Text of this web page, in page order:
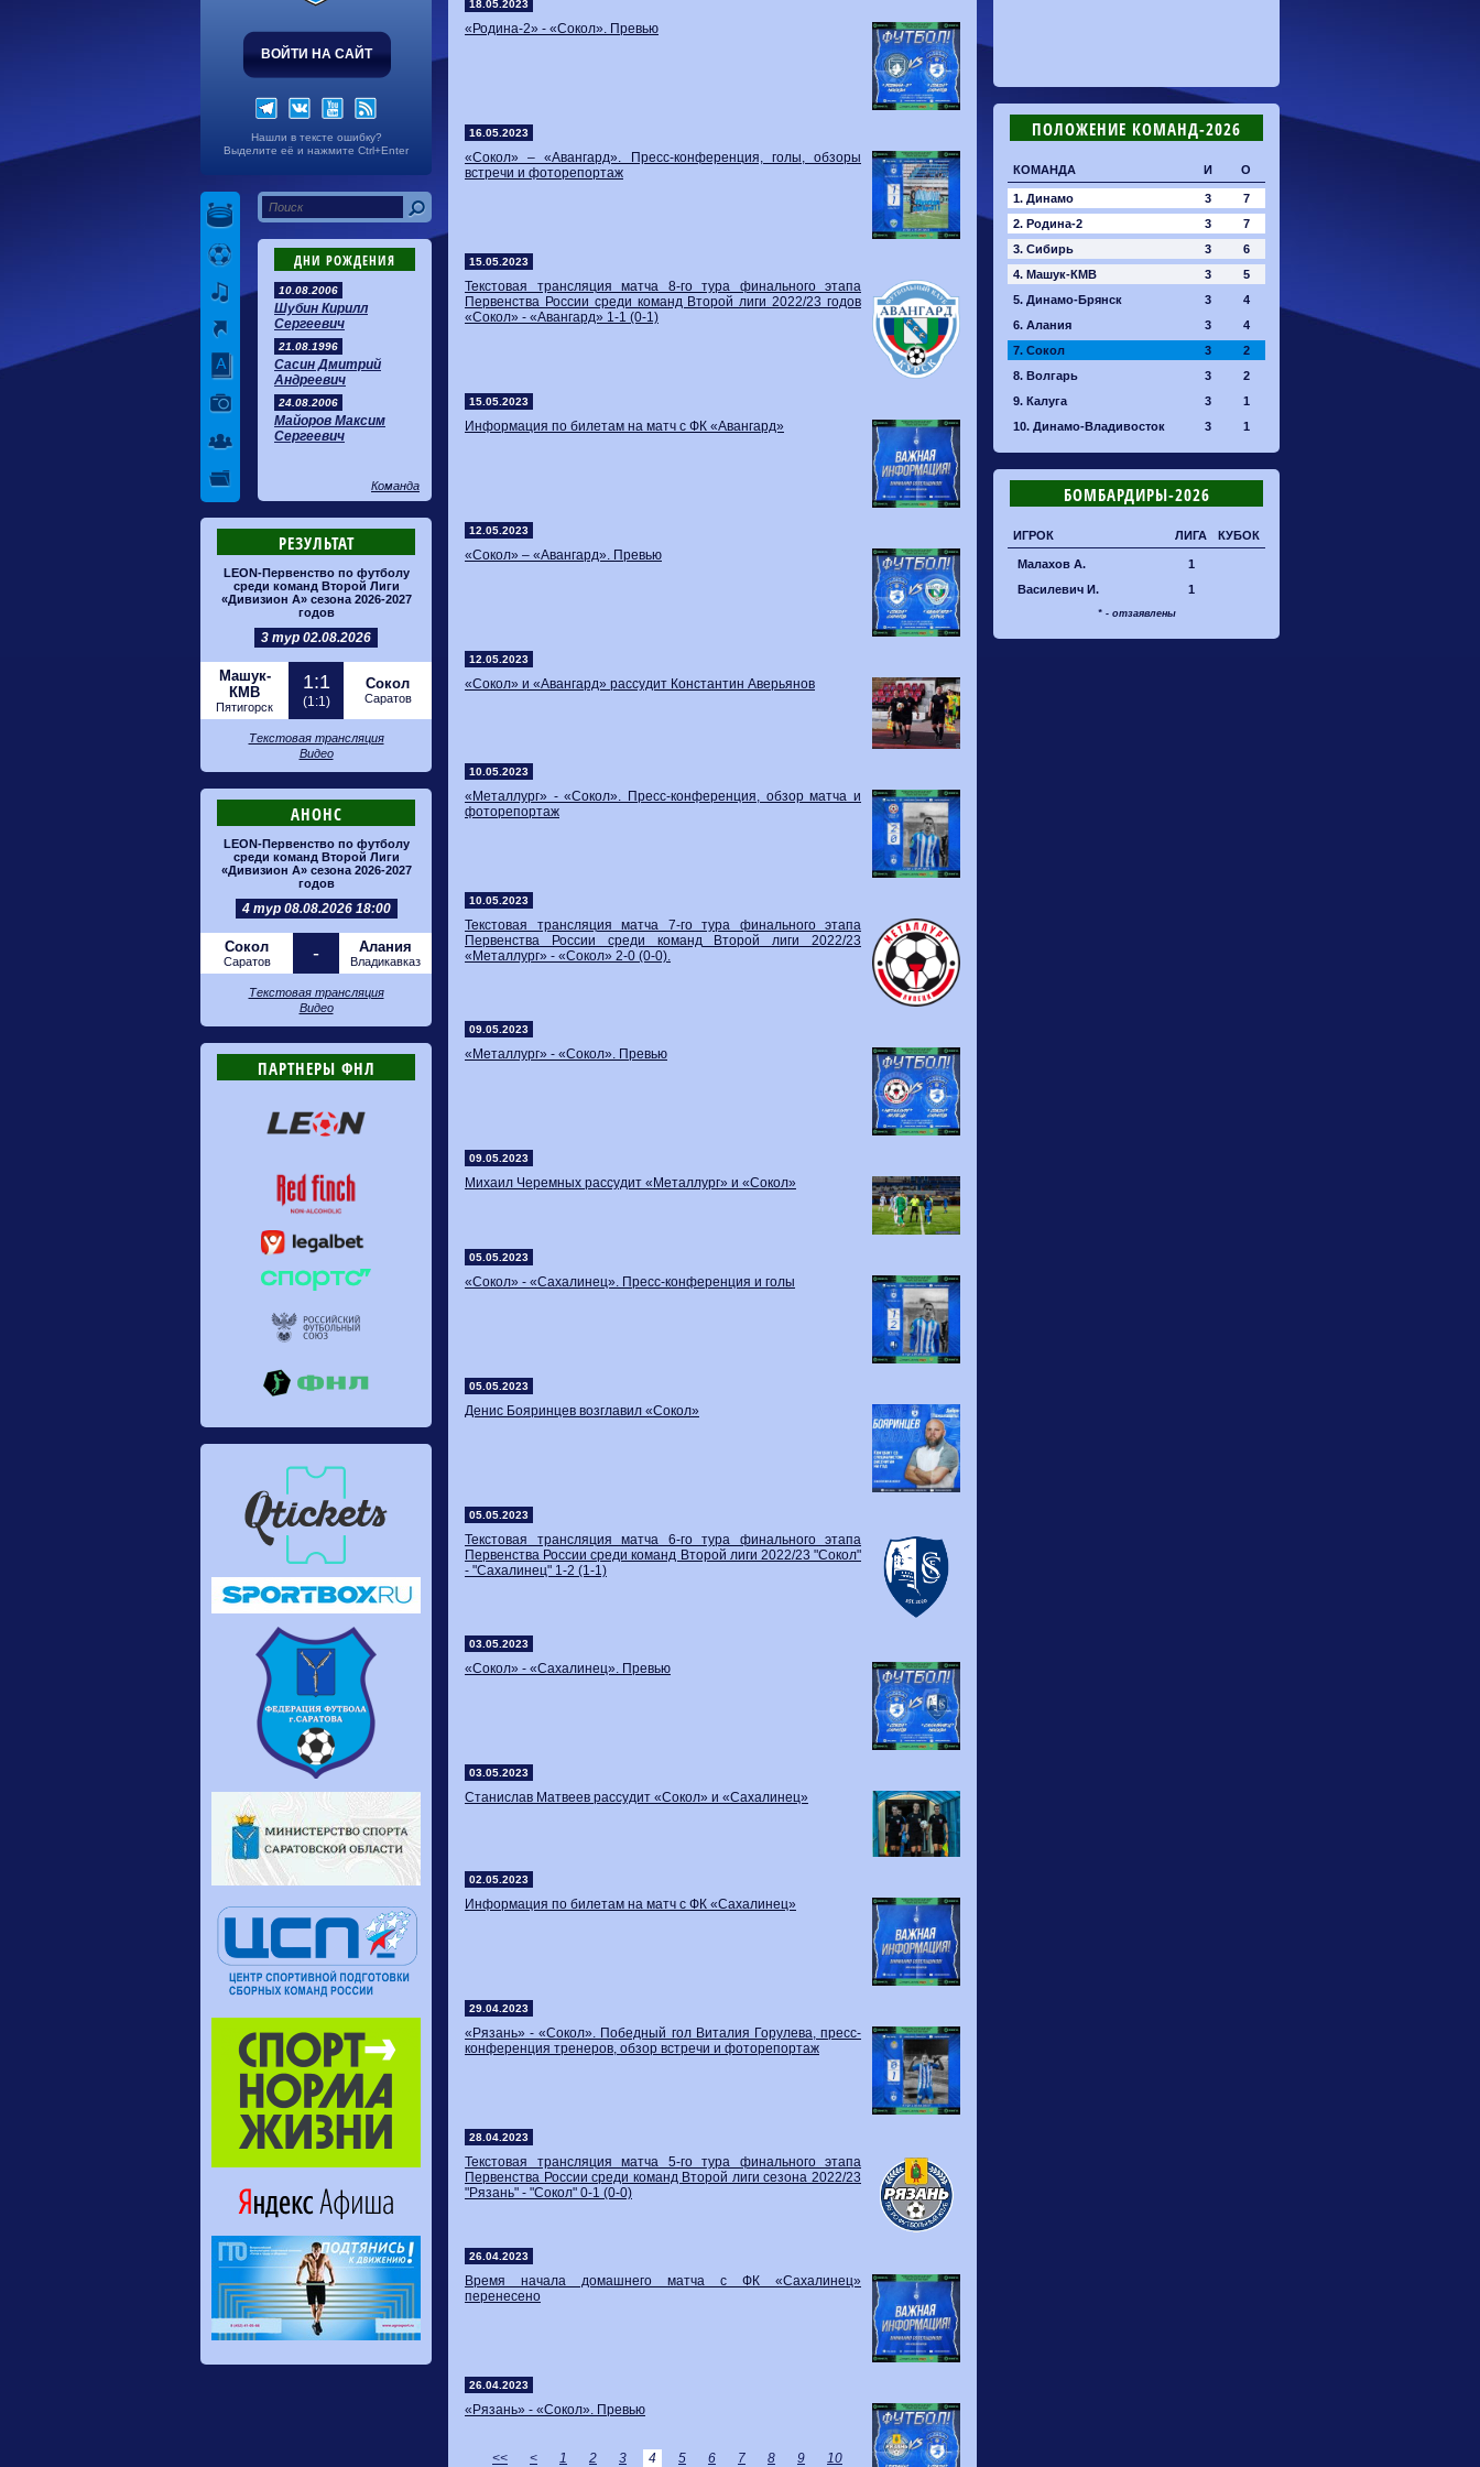
ВОЙТИ НА САЙТ
Нашли в тексте ошибку?
Выделите её и нажмите Ctrl+Enter
ДНИ РОЖДЕНИЯ
10.08.2006
Шубин Кирилл
Сергеевич
21.08.1996
Сасин Дмитрий
Андреевич
24.08.2006
Майоров Максим
Сергеевич
Команда
РЕЗУЛЬТАТ
LEON-Первенство по футболу
среди команд Второй Лиги
«Дивизион А» сезона 2026-2027
годов
3 тур 02.08.2026
Машук-
КМВ
Пятигорск
1:1
(1:1)
Сокол
Саратов
Текстовая трансляция
Видео
АНОНС
LEON-Первенство по футболу
среди команд Второй Лиги
«Дивизион А» сезона 2026-2027
годов
4 тур 08.08.2026 18:00
Сокол
Саратов - Алания
Владикавказ
Текстовая трансляция
Видео
ПАРТНЕРЫ ФНЛ
18.05.2023
«Родина-2» - «Сокол». Превью
16.05.2023
«Сокол» – «Авангард». Пресс-конференция, голы, обзоры
встречи и фоторепортаж
15.05.2023
Текстовая трансляция матча 8-го тура финального этапа
Первенства России среди команд Второй лиги 2022/23 годов
«Сокол» - «Авангард» 1-1 (0-1)
15.05.2023
Информация по билетам на матч с ФК «Авангард»
12.05.2023
«Сокол» – «Авангард». Превью
12.05.2023
«Сокол» и «Авангард» рассудит Константин Аверьянов
10.05.2023
«Металлург» - «Сокол». Пресс-конференция, обзор матча и
фоторепортаж
10.05.2023
Текстовая трансляция матча 7-го тура финального этапа
Первенства России среди команд Второй лиги 2022/23
«Металлург» - «Сокол» 2-0 (0-0).
09.05.2023
«Металлург» - «Сокол». Превью
09.05.2023
Михаил Черемных рассудит «Металлург» и «Сокол»
05.05.2023
«Сокол» - «Сахалинец». Пресс-конференция и голы
05.05.2023
​Денис Бояринцев возглавил «Сокол»
05.05.2023
Текстовая трансляция матча 6-го тура финального этапа
Первенства России среди команд Второй лиги 2022/23 "Сокол"
- "Сахалинец" 1-2 (1-1)
03.05.2023
«Сокол» - «Сахалинец». Превью
03.05.2023
Станислав Матвеев рассудит «Сокол» и «Сахалинец»
02.05.2023
Информация по билетам на матч с ФК «Сахалинец»
29.04.2023
«Рязань» - «Сокол». Победный гол Виталия Горулева, пресс-
конференция тренеров, обзор встречи и фоторепортаж
28.04.2023
Текстовая трансляция матча 5-го тура финального этапа
Первенства России среди команд Второй лиги сезона 2022/23
"Рязань" - "Сокол" 0-1 (0-0)
26.04.2023
Время начала домашнего матча с ФК «Сахалинец»
перенесено
26.04.2023
«Рязань» - «Сокол». Превью
<< < 1 2 3 4 5 6 7 8 9 10
ПОЛОЖЕНИЕ КОМАНД-2026
КОМАНДА И О
1. Динамо 3
7
2. Родина-2
3
7
3. Сибирь
3
6
4. Машук-КМВ
3
5
5. Динамо-Брянск
3
4
6. Алания
3
4
7. Сокол
3
2
8. Волгарь
3
2
9. Калуга
3
1
10. Динамо-Владивосток
3 1
БОМБАРДИРЫ-2026
ИГРОК ЛИГА КУБОК
Малахов А.
1
Василевич И.
1
* - отзаявлены